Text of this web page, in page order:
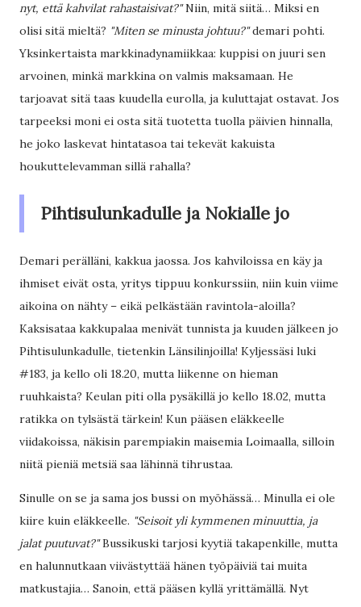
nyt, että kahvilat rahastaisivat?"Niin, mitä siitä… Miksi en
olisi sitä mieltä? "Miten se minusta johtuu?"demari pohti.
Yksinkertaista markkinadynamiikkaa: kuppisi on juuri sen
arvoinen, minkä markkina on valmis maksamaan. He
tarjoavat sitä taas kuudella eurolla, ja kuluttajat ostavat. Jos
tarpeeksi moni ei osta sitä tuotetta tuolla päivien hinnalla,
he joko laskevat hintatasoa tai tekevät kakuista
houkuttelevamman sillä rahalla?
Pihtisulunkadulle ja Nokialle jo
Demari perälläni, kakkua jaossa. Jos kahviloissa en käy ja
ihmiset eivät osta, yritys tippuu konkurssiin, niin kuin viime
aikoina on nähty – eikä pelkästään ravintola-aloilla?
Kaksisataa kakkupalaa menivät tunnista ja kuuden jälkeen jo
Pihtisulunkadulle, tietenkin Länsilinjoilla! Kyljessäsi luki
#183, ja kello oli 18.20, mutta liikenne on hieman
ruuhkaista? Keulan piti olla pysäkillä jo kello 18.02, mutta
ratikka on tylsästä tärkein! Kun pääsen eläkkeelle
viidakoissa, näkisin parempiakin maisemia Loimaalla, silloin
niitä pieniä metsiä saa lähinnä tihrustaa.
Sinulle on se ja sama jos bussi on myöhässä… Minulla ei ole
kiire kuin eläkkeelle. "Seisoit yli kymmenen minuuttia, ja
jalat puutuvat?"Bussikuski tarjosi kyytiä takapenkille, mutta
en halunnutkaan viivästyttää hänen työpäiviä tai muita
matkustajia… Sanoin, että pääsen kyllä yrittämällä. Nyt